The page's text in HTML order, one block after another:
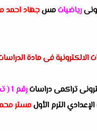
رياضياتمسجهاد احمد
الالكترونية فى مادة
تراكمى دراسات
الترم الأولمستر